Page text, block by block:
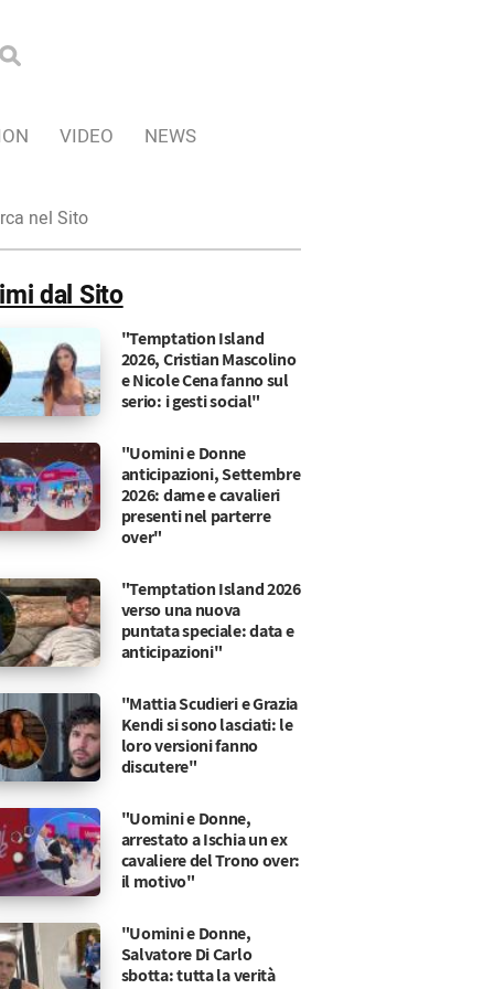
VIDEO NEWS
dal Sito
"Temptation Island
2026, Cristian Mascolino
e Nicole Cena fanno sul
serio: i gesti social"
"Uomini e Donne
anticipazioni, Settembre
2026: dame e cavalieri
presenti nel parterre
over"
"Temptation Island 2026
verso una nuova
puntata speciale: data e
anticipazioni"
"Mattia Scudieri e Grazia
Kendi si sono lasciati: le
loro versioni fanno
discutere"
"Uomini e Donne,
arrestato a Ischia un ex
cavaliere del Trono over:
il motivo"
"Uomini e Donne,
Salvatore Di Carlo
sbotta: tutta la verità